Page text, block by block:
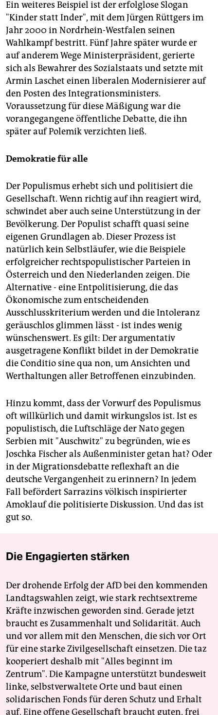
Ein weiteres Beispiel ist der erfolglose Slogan
"Kinder statt Inder", mit dem Jürgen Rüttgers im
Jahr 2000 in Nordrhein-Westfalen seinen
Wahlkampf bestritt. Fünf Jahre später wurde er
auf anderem Wege Ministerpräsident, gerierte
sich als Bewahrer des Sozialstaats und setzte mit
Armin Laschet einen liberalen Modernisierer auf
den Posten des Integrationsministers.
Voraussetzung für diese Mäßigung war die
vorangegangene öffentliche Debatte, die ihn
später auf Polemik verzichten ließ.
Demokratie für alle
Der Populismus erhebt sich und politisiert die
Gesellschaft. Wenn richtig auf ihn reagiert wird,
schwindet aber auch seine Unterstützung in der
Bevölkerung. Der Populist schafft quasi seine
eigenen Grundlagen ab. Dieser Prozess ist
natürlich kein Selbstläufer, wie die Beispiele
erfolgreicher rechtspopulistischer Parteien in
Österreich und den Niederlanden zeigen. Die
Alternative - eine Entpolitisierung, die das
Ökonomische zum entscheidenden
Ausschlusskriterium werden und die Intoleranz
geräuschlos glimmen lässt - ist indes wenig
wünschenswert. Es gilt: Der argumentativ
ausgetragene Konflikt bildet in der Demokratie
die Conditio sine qua non, um Ansichten und
Werthaltungen aller Betroffenen einzubinden.
Hinzu kommt, dass der Vorwurf des Populismus
oft willkürlich und damit wirkungslos ist. Ist es
populistisch, die Luftschläge der Nato gegen
Serbien mit "Auschwitz" zu begründen, wie es
Joschka Fischer als Außenminister getan hat? Oder
in der Migrationsdebatte reflexhaft an die
deutsche Vergangenheit zu erinnern? In jedem
Fall befördert Sarrazins völkisch inspirierter
Amoklauf die politisierte Diskussion. Und das ist
gut so.
Die Engagierten stärken
Der drohende Erfolg der AfD bei den kommenden
Landtagswahlen zeigt, wie stark rechtsextreme
Kräfte inzwischen geworden sind. Gerade jetzt
braucht es Zusammenhalt und Solidarität. Auch
und vor allem mit den Menschen, die sich vor Ort
für eine starke Zivilgesellschaft einsetzen. Die taz
kooperiert deshalb mit "Alles beginnt im
Zentrum". Die Kampagne unterstützt bundesweit
linke, selbstverwaltete Orte und baut einen
solidarischen Fonds für deren Schutz und Erhalt
auf. Eine offene Gesellschaft braucht guten, frei